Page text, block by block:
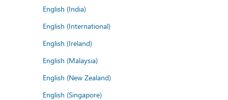
English (India)
English (International)
English (Ireland)
English (Malaysia)
English (New Zealand)
English (Singapore)